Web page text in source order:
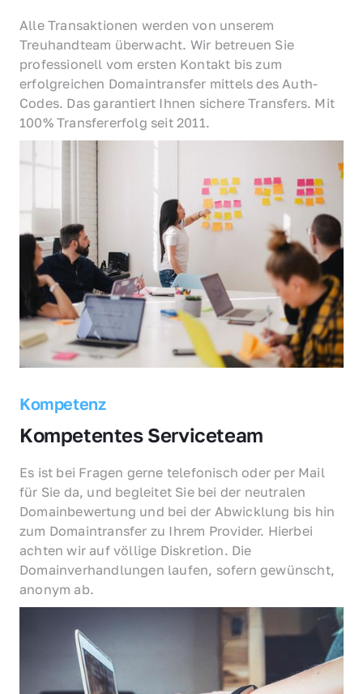
Alle Transaktionen werden von unserem
Treuhandteam überwacht. Wir betreuen Sie
professionell vom ersten Kontakt bis zum
erfolgreichen Domaintransfer mittels des Auth-
Codes. Das garantiert Ihnen sichere Transfers. Mit
100% Transfererfolg seit 2011.
Kompetenz
Kompetentes Serviceteam
Es ist bei Fragen gerne telefonisch oder per Mail
für Sie da, und begleitet Sie bei der neutralen
Domainbewertung und bei der Abwicklung bis hin
zum Domaintransfer zu Ihrem Provider. Hierbei
achten wir auf völlige Diskretion. Die
Domainverhandlungen laufen, sofern gewünscht,
anonym ab.